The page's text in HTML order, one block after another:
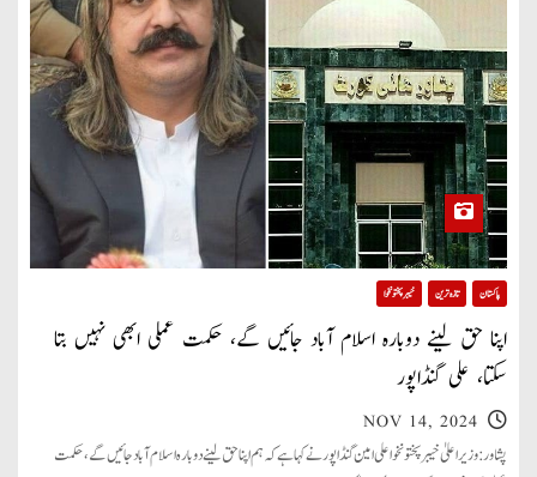
پاکستان تازہ ترین خیبر پختونخوا
اپنا حق لینے دوبارہ اسلام آباد جائیں گے، حکمت عملی ابھی نہیں بتا
سکتا، علی گنڈاپور
NOV 14, 2024
پشاور: وزیراعلیٰ خیبر پختونخوا علی امین گنڈاپور نے کہا ہے کہ ہم اپنا حق لینے دوبارہ اسلام آباد جائیں گے، حکمت